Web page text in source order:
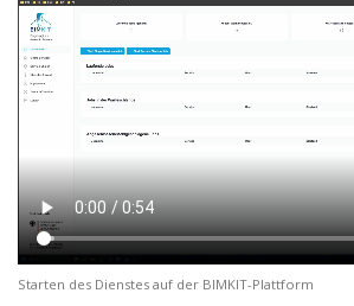
Starten des Dienstes auf der BIMKIT-Plattform